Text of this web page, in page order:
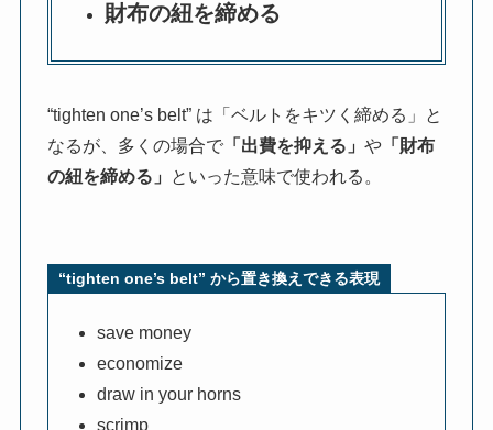
財布の紐を締める
“tighten one’s belt” は「ベルトをキツく締める」と
なるが、多くの場合で「出費を抑える」 や「財布
の紐を締める」
といった意味で使われる。
“tighten one’s belt” から置き換えできる表現
save money
economize
draw in your horns
scrimp